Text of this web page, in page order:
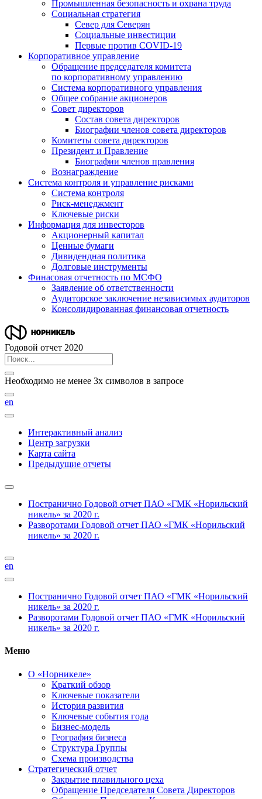
Промышленная безопасность и охрана труда
Социальная стратегия
Север для Северян
Социальные инвестиции
Первые против COVID‑19
Корпоративное управление
Обращение председателя комитета
по корпоративному управлению
Система корпоративного управления
Общее собрание акционеров
Совет директоров
Состав совета директоров
Биографии членов совета директоров
Комитеты совета директоров
Президент и Правление
Биографии членов правления
Вознаграждение
Система контроля и управление рисками
Система контроля
Риск-менеджмент
Ключевые риски
Информация для инвесторов
Акционерный капитал
Ценные бумаги
Дивидендная политика
Долговые инструменты
Финасовая отчетность по МСФО
Заявление об ответственности
Аудиторское заключение независимых аудиторов
Консолидированная финансовая отчетность
Годовой отчет 2020
Необходимо не менее 3х символов в запросе
en
Интерактивный анализ
Центр загрузки
Карта сайта
Предыдущие отчеты
Постранично Годовой отчет ПАО «ГМК «Норильский
никель» за 2020 г.
Разворотами Годовой отчет ПАО «ГМК «Норильский
никель» за 2020 г.
en
Постранично Годовой отчет ПАО «ГМК «Норильский
никель» за 2020 г.
Разворотами Годовой отчет ПАО «ГМК «Норильский
никель» за 2020 г.
Меню
О «Норникеле»
Краткий обзор
Ключевые показатели
История развития
Ключевые события года
Бизнес-модель
География бизнеса
Структура Группы
Схема производства
Стратегический отчет
Закрытие плавильного цеха
Обращение Председателя Совета Директоров